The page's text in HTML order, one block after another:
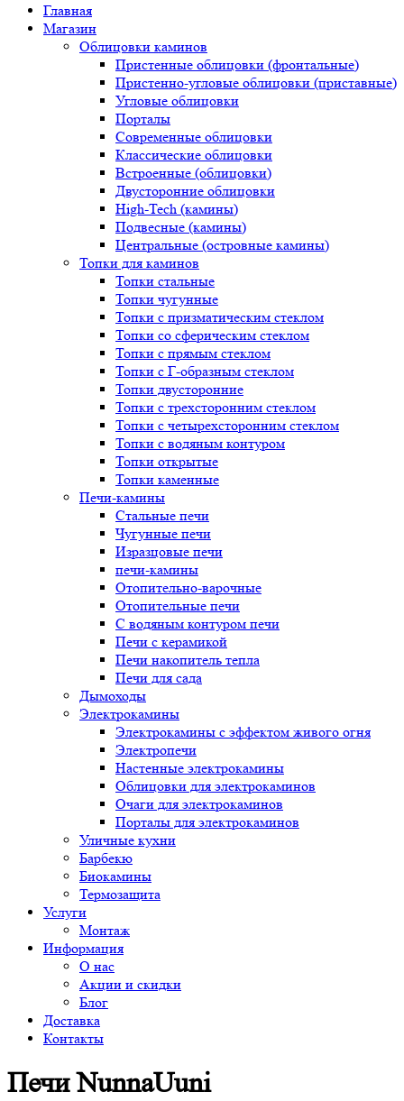
Главная
Магазин
Облицовки каминов
Пристенные облицовки (фронтальные)
Пристенно-угловые облицовки (приставные)
Угловые облицовки
Порталы
Современные облицовки
Классические облицовки
Встроенные (облицовки)
Двусторонние облицовки
High-Tech (камины)
Подвесные (камины)
Центральные (островные камины)
Топки для каминов
Топки стальные
Топки чугунные
Топки с призматическим стеклом
Топки со сферическим стеклом
Топки с прямым стеклом
Топки с Г-образным стеклом
Топки двусторонние
Топки с трехсторонним стеклом
Топки с четырехсторонним стеклом
Топки с водяным контуром
Топки открытые
Топки каменные
Печи-камины
Стальные печи
Чугунные печи
Изразцовые печи
печи-камины
Отопительно-варочные
Отопительные печи
С водяным контуром печи
Печи с керамикой
Печи накопитель тепла
Печи для сада
Дымоходы
Электрокамины
Электрокамины с эффектом живого огня
Электропечи
Настенные электрокамины
Облицовки для электрокаминов
Очаги для электрокаминов
Порталы для электрокаминов
Уличные кухни
Барбекю
Биокамины
Термозащита
Услуги
Монтаж
Информация
О нас
Акции и скидки
Блог
Доставка
Контакты
Печи NunnaUuni